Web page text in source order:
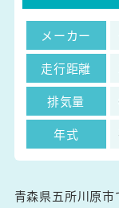
メーカー
走行距離
排気量
年式
青森県五所川原